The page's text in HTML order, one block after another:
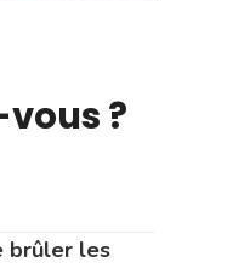
?
brûler les